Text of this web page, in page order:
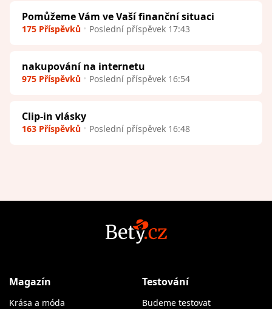
Pomůžeme Vám ve Vaší finanční situaci
175 Příspěvků Poslední příspěvek 17:43
nakupování na internetu
975 Příspěvků Poslední příspěvek 16:54
Clip-in vlásky
163 Příspěvků Poslední příspěvek 16:48
Magazín
Krása a móda
Testování
Budeme testovat